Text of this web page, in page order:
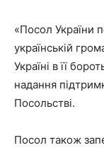
«Посол України
українській
Україні в її
надання
Посольстві.
Посол також